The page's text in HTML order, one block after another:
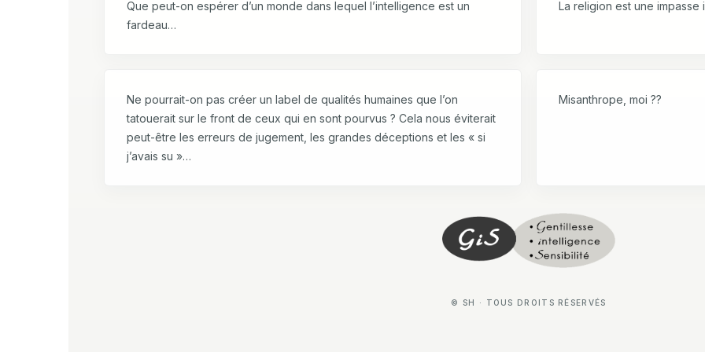
Que peut-on espérer d’un monde dans lequel l’intelligence est un
fardeau…
La religion est une impasse
Ne pourrait-on pas créer un label de qualités humaines que l’on
tatouerait sur le front de ceux qui en sont pourvus ? Cela nous éviterait
peut-être les erreurs de jugement, les grandes déceptions et les « si
j’avais su »…
Misanthrope, moi ??
© SH · TOUS DROITS RÉSERVÉS